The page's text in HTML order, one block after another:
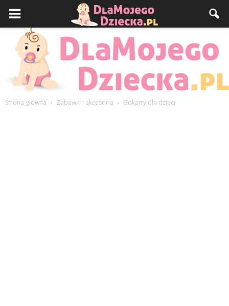
Strona główna Zabawki i akcesoria Gokarty dla dzieci